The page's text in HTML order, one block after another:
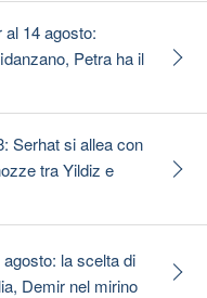
14 agosto:
Petra ha il
Serhat si allea con
tra Yildiz e
la scelta di
Demir nel mirino